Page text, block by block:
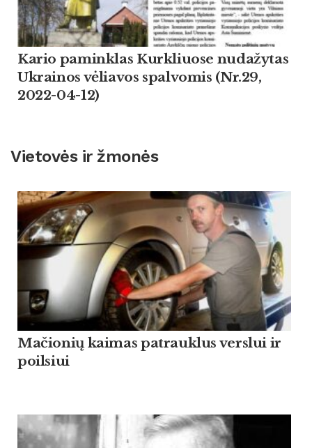
Kario paminklas Kurkliuose nudažytas
Ukrainos vėliavos spalvomis (Nr.29,
2022-04-12)
Vietovės ir žmonės
Mačionių kaimas patrauklus verslui ir
poilsiui